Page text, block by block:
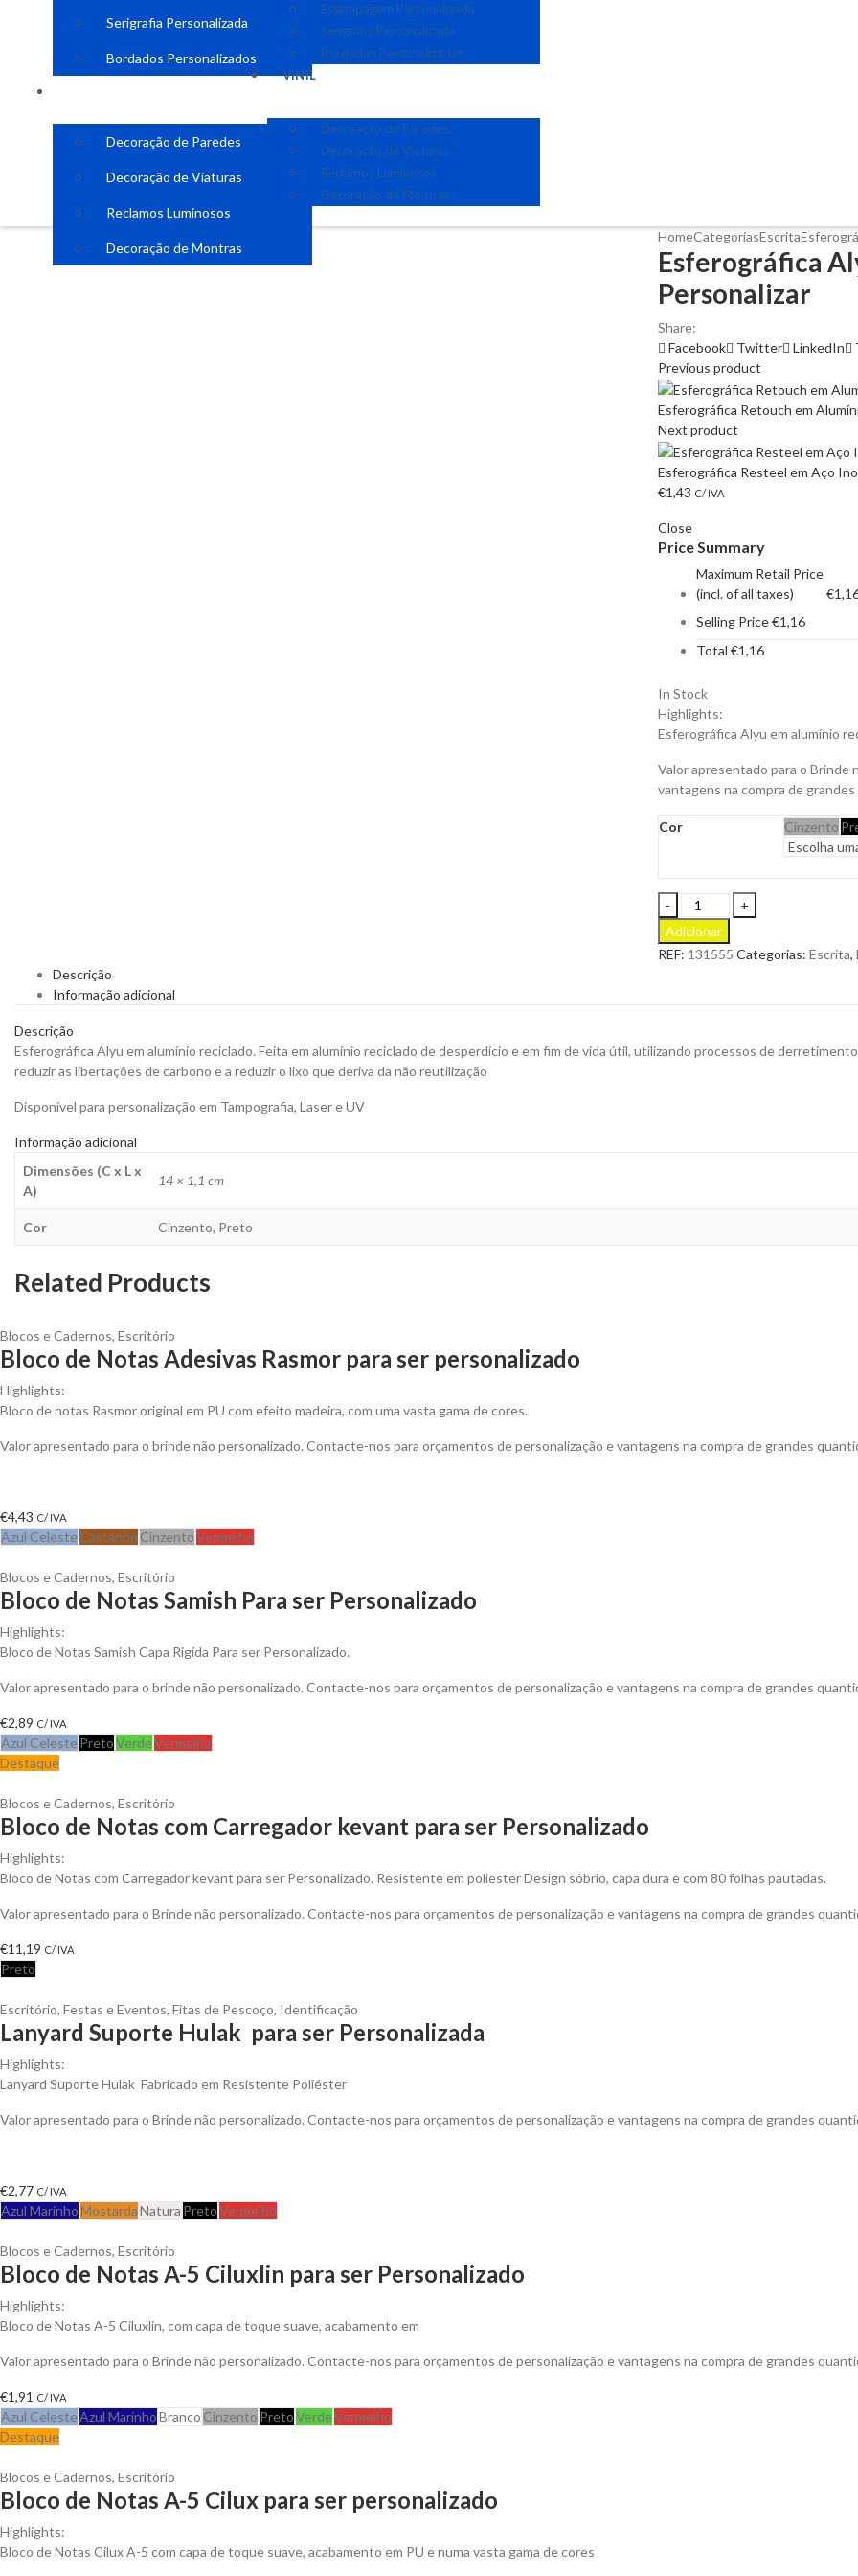
Serigrafia Personalizada
Bordados Personalizados
Decoração de Paredes
Decoração de Viaturas
Reclamos Luminosos
Decoração de Montras
Estampagem Personalizada
Serigrafia Personalizada
Bordados Personalizados
VINIL
Decoração de Paredes
Decoração de Viaturas
Reclamos Luminosos
Decoração de Montras
HomeCategoriasEscrita
Esferográfica
Personalizar
Share:
Facebook
Twitter LinkedIn
Previous product
Esferográfica Retouch em
Next product
Esferográfica Resteel em Aço
€1,43 C/ IVA
Close
Price Summary
Maximum Retail Price
(incl. of all taxes)
€
Selling Price€1,16
Total €1,16
In Stock
Highlights:
Esferográfica Alyu em alumínio
Valor apresentado para o Brinde
vantagens na compra de
Cor Cinzento
Esferográfica
Alyu
em
Alumínio
Adicionar
REF: 131555 Categorias: Escrita,
Descrição
Informação adicional
Descrição
Esferográfica Alyu em alumínio reciclado. Feita em alumínio reciclado de desperdício e em fim de vida útil, utilizando processos de
reduzir as libertações de carbono e a reduzir o lixo que deriva da não reutilização
Disponível para personalização em Tampografia, Laser e UV
Informação adicional
Dimensões (C x L x
A)
14 × 1,1 cm
Cor Cinzento, Preto
Related Products
Blocos e Cadernos, Escritório
Bloco de Notas Adesivas Rasmor para ser personalizado
Highlights:
Bloco de notas Rasmor original em PU com efeito madeira, com uma vasta gama de cores.
Valor apresentado para o brinde não personalizado. Contacte-nos para orçamentos de personalização e vantagens na compra de grandes
€4,43 C/ IVA
Azul Celeste Castanho CinzentoVermelho
Blocos e Cadernos, Escritório
Bloco de Notas Samish Para ser Personalizado
Highlights:
Bloco de Notas Samish Capa Rigída Para ser Personalizado.
Valor apresentado para o brinde não personalizado. Contacte-nos para orçamentos de personalização e vantagens na compra de grandes
€2,89 C/ IVA
Azul Celeste PretoVerdeVermelho
Destaque
Blocos e Cadernos, Escritório
Bloco de Notas com Carregador kevant para ser Personalizado
Highlights:
Bloco de Notas com Carregador kevant para ser Personalizado. Resistente em poliester Design sóbrio, capa dura e com 80 folhas pautadas.
Valor apresentado para o Brinde não personalizado. Contacte-nos para orçamentos de personalização e vantagens na compra de grandes
€11,19 C/ IVA
Preto
Escritório, Festas e Eventos, Fitas de Pescoço, Identificação
Lanyard Suporte Hulak para ser Personalizada
Highlights:
Lanyard Suporte Hulak Fabricado em Resistente Poliéster
Valor apresentado para o Brinde não personalizado. Contacte-nos para orçamentos de personalização e vantagens na compra de grandes
€2,77 C/ IVA
Azul MarinhoMostardaNatura PretoVermelho
Blocos e Cadernos, Escritório
Bloco de Notas A-5 Ciluxlin para ser Personalizado
Highlights:
Bloco de Notas A-5 Ciluxlin, com capa de toque suave, acabamento em
Valor apresentado para o Brinde não personalizado. Contacte-nos para orçamentos de personalização e vantagens na compra de grandes
€1,91 C/ IVA
Azul CelesteAzul MarinhoBranco Cinzento PretoVerdeVermelho
Destaque
Blocos e Cadernos, Escritório
Bloco de Notas A-5 Cilux para ser personalizado
Highlights:
Bloco de Notas Cilux A-5 com capa de toque suave, acabamento em PU e numa vasta gama de cores